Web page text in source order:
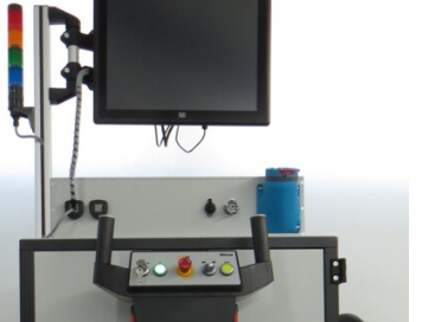
Kabinen- und Cockpit-Teststation / EOL